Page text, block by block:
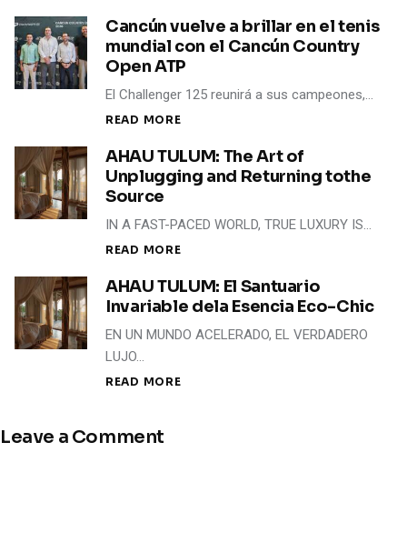
Cancún vuelve a brillar en el tenis
mundial con el Cancún Country
Open ATP
El Challenger 125 reunirá a sus campeones,…
READ MORE
AHAU TULUM: The Art of
Unplugging and Returning tothe
Source
IN A FAST-PACED WORLD, TRUE LUXURY IS…
READ MORE
AHAU TULUM: El Santuario
Invariable dela Esencia Eco-Chic
EN UN MUNDO ACELERADO, EL VERDADERO
LUJO…
READ MORE
Leave a Comment